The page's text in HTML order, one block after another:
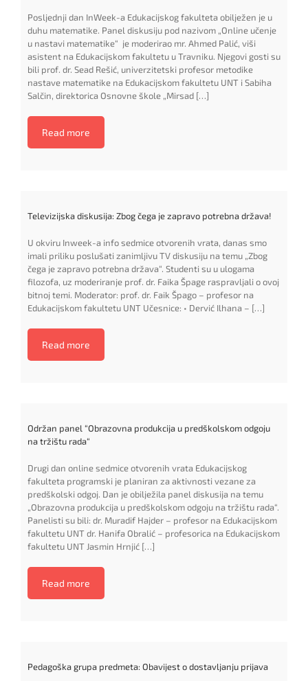
Posljednji dan InWeek-a Edukacijskog fakulteta obilježen je u
duhu matematike. Panel diskusiju pod nazivom „Online učenje
u nastavi matematike“ je moderirao mr. Ahmed Palić, viši
asistent na Edukacijskom fakultetu u Travniku. Njegovi gosti su
bili prof. dr. Sead Rešić, univerzitetski profesor metodike
nastave matematike na Edukacijskom fakultetu UNT i Sabiha
Salčin, direktorica Osnovne škole „Mirsad […]
Read more
Televizijska diskusija: Zbog čega je zapravo potrebna država!
U okviru Inweek-a info sedmice otvorenih vrata, danas smo
imali priliku poslušati zanimljivu TV diskusiju na temu „Zbog
čega je zapravo potrebna država“. Studenti su u ulogama
filozofa, uz moderiranje prof. dr. Faika Špage raspravljali o ovoj
bitnoj temi. Moderator: prof. dr. Faik Špago – profesor na
Edukacijskom fakultetu UNT Učesnice: • Dervić Ilhana – […]
Read more
Održan panel “Obrazovna produkcija u predškolskom odgoju
na tržištu rada“
Drugi dan online sedmice otvorenih vrata Edukacijskog
fakulteta programski je planiran za aktivnosti vezane za
predškolski odgoj. Dan je obilježila panel diskusija na temu
„Obrazovna produkcija u predškolskom odgoju na tržištu rada“.
Panelisti su bili: dr. Muradif Hajder – profesor na Edukacijskom
fakultetu UNT dr. Hanifa Obralić – profesorica na Edukacijskom
fakultetu UNT Jasmin Hrnjić […]
Read more
Pedagoška grupa predmeta: Obavijest o dostavljanju prijava